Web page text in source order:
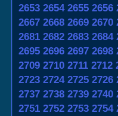
2653 2654 2655 2656
2667 2668 2669 2670
2681 2682 2683 2684
2695 2696 2697 2698
2709 2710 2711 2712
2723 2724 2725 2726
2737 2738 2739 2740
2751 2752 2753 2754